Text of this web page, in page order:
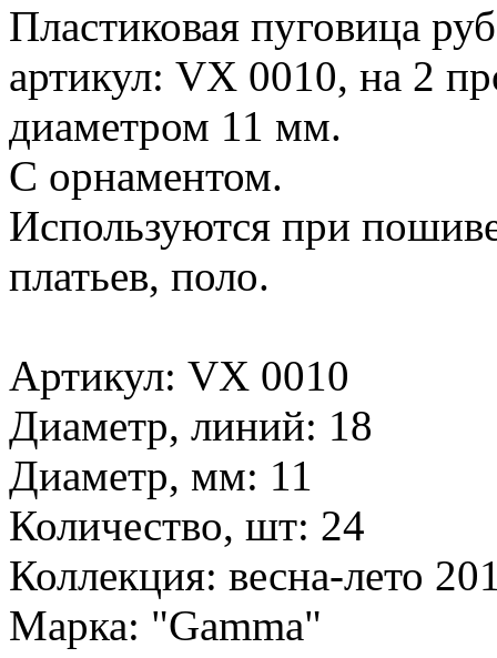
Пластиковая пуговица
артикул: VХ 0010, на 2
диаметром 11 мм.
С орнаментом.
Используются при
платьев, поло.
Артикул: VX 0010
Диаметр, линий: 18
Диаметр, мм: 11
Количество, шт: 24
Коллекция: весна-лето
Марка: "Gamma"